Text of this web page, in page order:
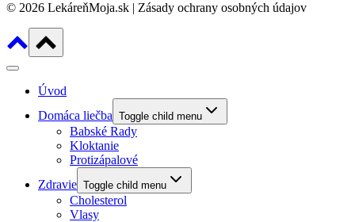
© 2026 LekáreňMoja.sk | Zásady ochrany osobných údajov
Úvod
Domáca liečba Toggle child menu
Babské Rady
Kloktanie
Protizápalové
Zdravie Toggle child menu
Cholesterol
Vlasy